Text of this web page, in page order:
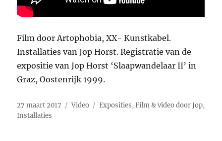
Film door Artophobia, XX- Kunstkabel.
Installaties van Jop Horst. Registratie van de
expositie van Jop Horst ‘Slaapwandelaar II’ in
Graz, Oostenrijk 1999.
Geplaatst
op
27 maart 2017 Format
Video Categorieën
Exposities,Film & video door Jop,
Installaties